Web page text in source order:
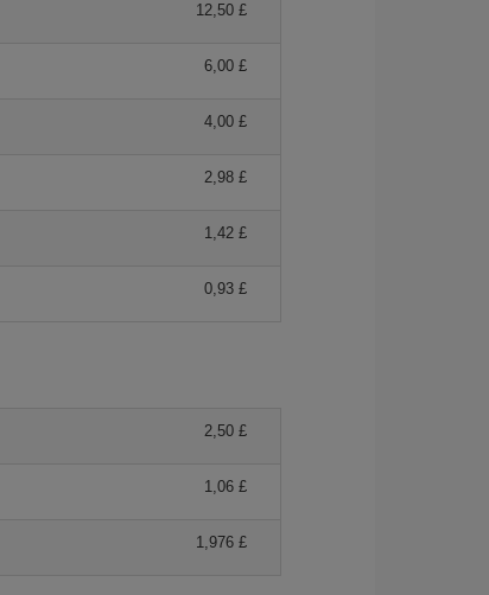
12,50 £
6,00 £
4,00 £
2,98 £
1,42 £
0,93 £
2,50 £
1,06 £
1,976 £